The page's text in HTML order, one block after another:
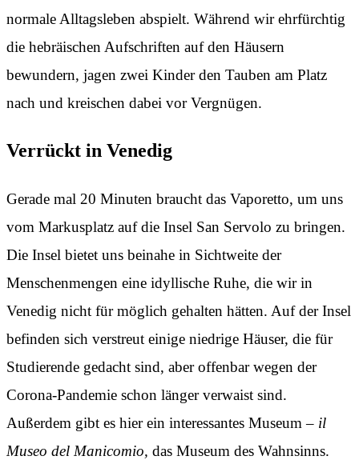
normale Alltagsleben abspielt. Während wir ehrfürchtig
die hebräischen Aufschriften auf den Häusern
bewundern, jagen zwei Kinder den Tauben am Platz
nach und kreischen dabei vor Vergnügen.
Verrückt in Venedig
Gerade mal 20 Minuten braucht das Vaporetto, um uns
vom Markusplatz auf die Insel San Servolo zu bringen.
Die Insel bietet uns beinahe in Sichtweite der
Menschenmengen eine idyllische Ruhe, die wir in
Venedig nicht für möglich gehalten hätten. Auf der Insel
befinden sich verstreut einige niedrige Häuser, die für
Studierende gedacht sind, aber offenbar wegen der
Corona-Pandemie schon länger verwaist sind.
Außerdem gibt es hier ein interessantes Museum – il
Museo del Manicomio, das Museum des Wahnsinns.